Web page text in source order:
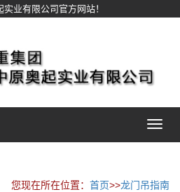
业有限公司官方网站！
Toggle
您现在所在位置： 首页>>龙门吊指南